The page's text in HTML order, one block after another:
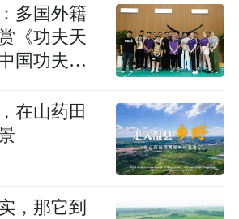
多国外籍
《功夫天
国功夫真
在山药田
，那它到